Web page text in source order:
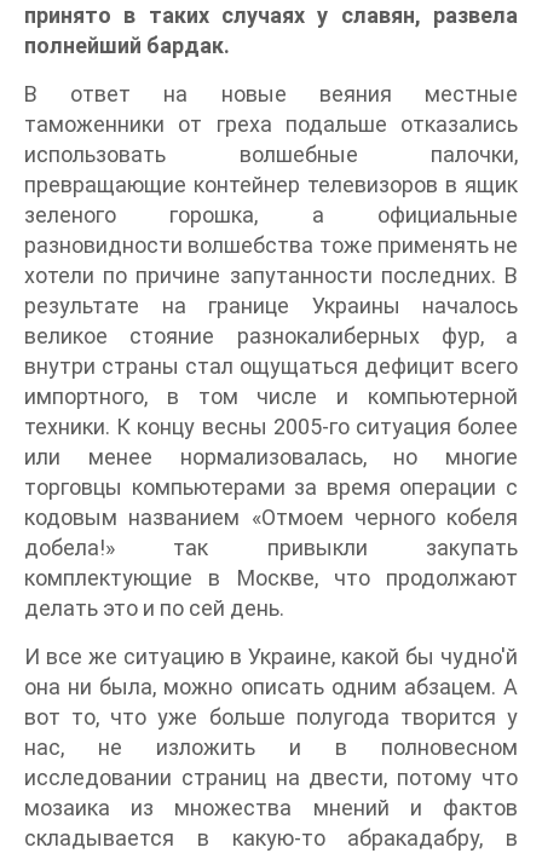
принято в таких случаях у славян, развела
полнейший бардак.
В ответ на новые веяния местные
таможенники от греха подальше отказались
использовать волшебные палочки,
превращающие контейнер телевизоров в ящик
зеленого горошка, а официальные
разновидности волшебства тоже применять не
хотели по причине запутанности последних. В
результате на границе Украины началось
великое стояние разнокалиберных фур, а
внутри страны стал ощущаться дефицит всего
импортного, в том числе и компьютерной
техники. К концу весны 2005-го ситуация более
или менее нормализовалась, но многие
торговцы компьютерами за время операции с
кодовым названием «Отмоем черного кобеля
добела!» так привыкли закупать
комплектующие в Москве, что продолжают
делать это и по сей день.
И все же ситуацию в Украине, какой бы чудно'й
она ни была, можно описать одним абзацем. А
вот то, что уже больше полугода творится у
нас, не изложить и в полновесном
исследовании страниц на двести, потому что
мозаика из множества мнений и фактов
складывается в какую-то абракадабру, в